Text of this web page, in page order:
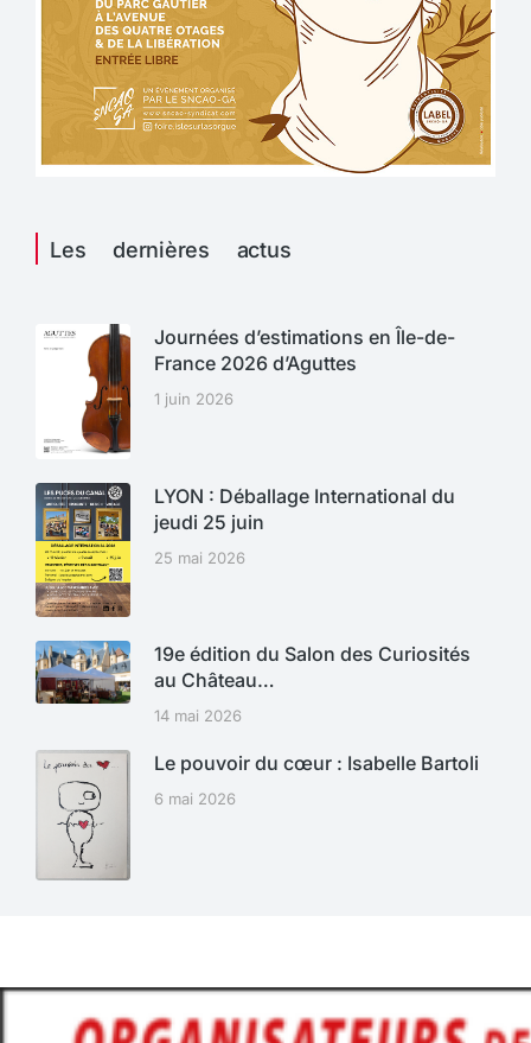
Les dernières actus
Journées d’estimations en Île-de-
France 2026 d’Aguttes
1 juin 2026
LYON : Déballage International du
jeudi 25 juin
25 mai 2026
19e édition du Salon des Curiosités
au Château…
14 mai 2026
Le pouvoir du cœur : Isabelle Bartoli
6 mai 2026